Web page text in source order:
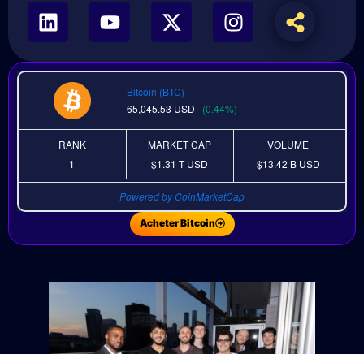
Bitcoin (BTC)
65,045.53 USD (0.44%)
RANK
1
MARKET CAP
$1.31 TUSD
VOLUME
$13.42 B USD
Powered by CoinMarketCap
Acheter Bitcoin